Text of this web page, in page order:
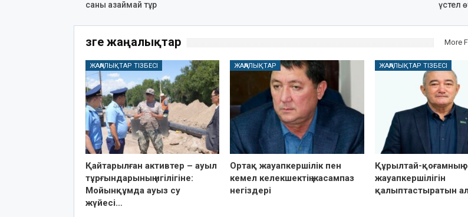
саны азаймай тұр
үстел
Өзге жаңалықтар More
ЖАҢАЛЫҚТАР ТІЗБЕСІ
Қайтарылған активтер – ауыл
тұрғындарының игілігіне:
Мойынқұмда ауыз су
жүйесі…
ЖАҢАЛЫҚТАР
Ортақ жауапкершілік пен
кемел келекшектің жасампаз
негіздері
ЖАҢАЛЫҚТАР ТІЗБЕСІ
Құрылтай-қоғамның
жауапкершілігін
қалыптастыратын